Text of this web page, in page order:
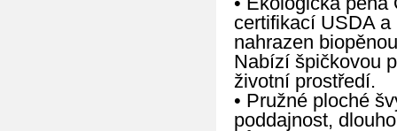
certifikací USDA
nahrazen
Nabízí špičkovou
životní prostředí.
• Pružné ploché
poddajnost,